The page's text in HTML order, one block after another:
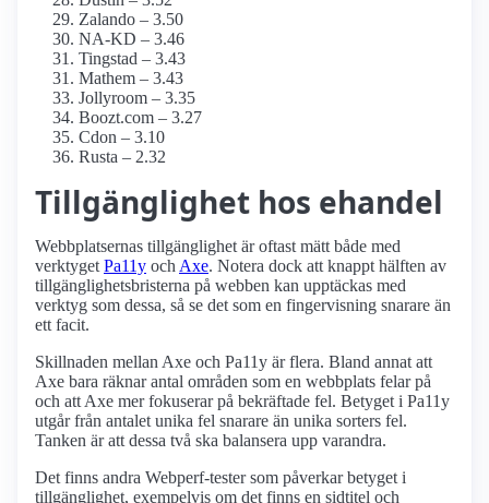
Zalando – 3.50
NA-KD – 3.46
Tingstad – 3.43
Mathem – 3.43
Jollyroom – 3.35
Boozt.com – 3.27
Cdon – 3.10
Rusta – 2.32
Tillgänglighet hos ehandel
Webbplatsernas tillgänglighet är oftast mätt både med
verktyget Pa11y och Axe. Notera dock att knappt hälften av
tillgänglighetsbristerna på webben kan upptäckas med
verktyg som dessa, så se det som en fingervisning snarare än
ett facit.
Skillnaden mellan Axe och Pa11y är flera. Bland annat att
Axe bara räknar antal områden som en webbplats felar på
och att Axe mer fokuserar på bekräftade fel. Betyget i Pa11y
utgår från antalet unika fel snarare än unika sorters fel.
Tanken är att dessa två ska balansera upp varandra.
Det finns andra Webperf-tester som påverkar betyget i
tillgänglighet, exempelvis om det finns en sidtitel och